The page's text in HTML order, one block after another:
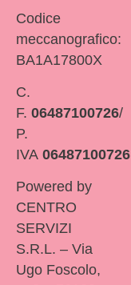
Codice
meccanografico:
BA1A17800X
C.
F. 06487100726/
P.
IVA 06487100726
Powered by
CENTRO
SERVIZI
S.R.L. – Via
Ugo Foscolo,